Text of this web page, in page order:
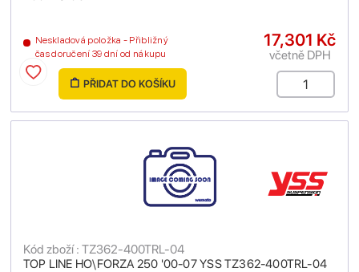
Neskladová položka - Přibližný
čas doručení 39 dní od nákupu
17,301 Kč
včetně DPH
PŘIDAT DO KOŠÍKU
TOP LINE HO\FORZA 250 '00-07 YSS TZ362-400TRL-04
Kód zboží : TZ362-400TRL-04